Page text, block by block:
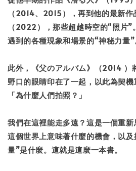
（2014、2015），再到他的最新作
（2022），那些超越時空的“照片”
遇到的各種現象和場景的“神秘力量”
此外，《父のアルバム》（2014 ）
野口的眼睛印在了一起，以此為契機
「為什麼人們拍照？」
我們在這裡能走多遠？這是一個重
這個世界上意味著什麼的機會，以
量”是什麼。這就是這麼一本書。